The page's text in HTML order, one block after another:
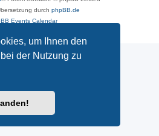
um Ihnen den
der Nutzung zu
durch phpBB.de
Events Calendar